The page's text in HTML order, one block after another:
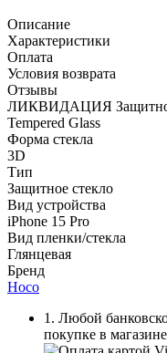
Описание
Характеристики
Оплата
Условия возврата
Отзывы
ЛИКВИДАЦИЯ Защитное
Tempered Glass
Форма стекла
3D
Тип
Защитное стекло
Вид устройства
iPhone 15 Pro
Вид пленки/стекла
Глянцевая
Бренд
Hoco
1. Любой
покупке в магазине